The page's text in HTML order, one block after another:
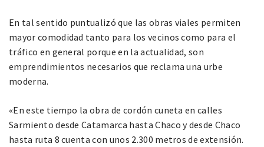
En tal sentido puntualizó que las obras viales permiten
mayor comodidad tanto para los vecinos como para el
tráfico en general porque en la actualidad, son
emprendimientos necesarios que reclama una urbe
moderna.
«En este tiempo la obra de cordón cuneta en calles
Sarmiento desde Catamarca hasta Chaco y desde Chaco
hasta ruta 8 cuenta con unos 2.300 metros de extensión.